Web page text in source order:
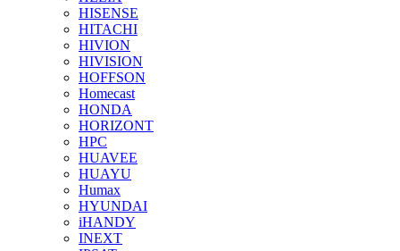
HISENSE
HITACHI
HIVION
HIVISION
HOFFSON
Homecast
HONDA
HORIZONT
HPC
HUAVEE
HUAYU
Humax
HYUNDAI
iHANDY
INEXT